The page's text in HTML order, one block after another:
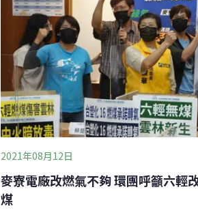
2021年08月12日
麥寮電廠改燃氣不夠 環團呼籲六輕
煤